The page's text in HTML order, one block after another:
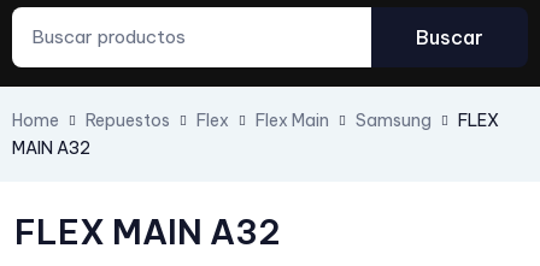
Buscar
Home Repuestos Flex Flex Main Samsung
FLEX
MAIN A32
FLEX MAIN A32